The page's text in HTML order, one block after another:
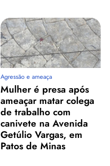
Agressão e ameaça
Mulher é presa após
ameaçar matar colega
de trabalho com
canivete na Avenida
Getúlio Vargas, em
Patos de Minas